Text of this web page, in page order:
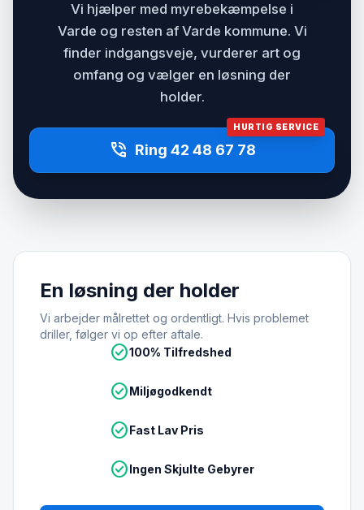
Vi hjælper med myrebekæmpelse i
Varde og resten af Varde kommune. Vi
finder indgangsveje, vurderer art og
omfang og vælger en løsning der
holder.
HURTIG SERVICE
phone_in_talk Ring 42 48 67 78
En løsning der holder
Vi arbejder målrettet og ordentligt. Hvis problemet
driller, følger vi op efter aftale.
check_circle100% Tilfredshed
check_circleMiljøgodkendt
check_circleFast Lav Pris
check_circleIngen Skjulte Gebyrer